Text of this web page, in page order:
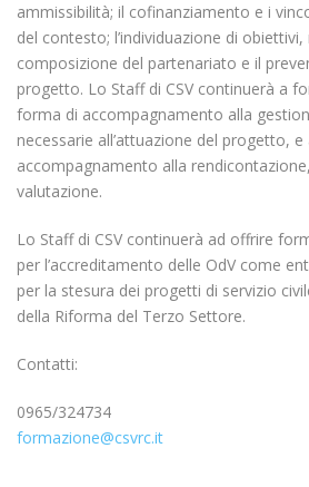
ammissibilità; il cofinanziamento e i
del contesto; l’individuazione di
composizione del partenariato e il
progetto. Lo Staff di CSV continuerà a
forma di accompagnamento alla
necessarie all’attuazione del progetto,
accompagnamento alla
valutazione.
Lo Staff di CSV continuerà ad offrire
per l’accreditamento delle OdV come
per la stesura dei progetti di servizio
della Riforma del Terzo Settore.
Contatti:
0965/324734
formazione@csvrc.it